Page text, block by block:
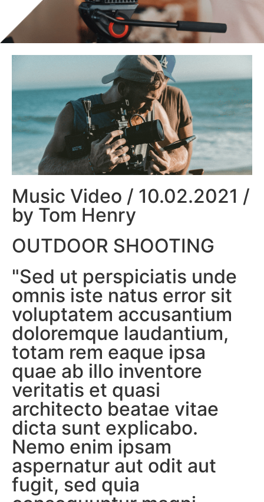
Music Video / 10.02.2021 /
by Tom Henry
OUTDOOR SHOOTING
"Sed ut perspiciatis unde
omnis iste natus error sit
voluptatem accusantium
doloremque laudantium,
totam rem eaque ipsa
quae ab illo inventore
veritatis et quasi
architecto beatae vitae
dicta sunt explicabo.
Nemo enim ipsam
aspernatur aut odit aut
fugit, sed quia